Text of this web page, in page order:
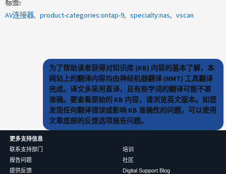
标签
AV连接器
product-categories:ontap-9 specialty:nas vscan
为了帮助读者获得对知识库 (KB) 内容的基本了解，本
网站上的翻译内容均由神经机器翻译 (NMT) 工具翻译
完成。译文多采用直译，且有些字词的翻译可能不甚
准确。要查看原始的 KB 内容，请浏览英文版本。如您
发现任何翻译错误或影响 KB 准确性的问题，可以使用
文章底部的反馈选项报告问题。
更多支持信息
联系支持部门
报告问题
提供反馈
培训
社区
Digital Support Blog